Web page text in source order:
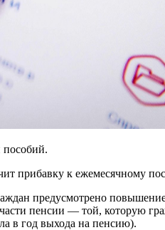
пособий.
прибавку к ежемесячному
предусмотрено
пенсии — той, которую
в год выхода на пенсию).